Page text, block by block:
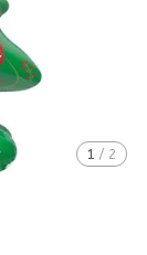
1 / 2